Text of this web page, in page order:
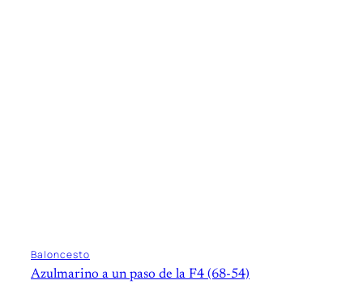
Baloncesto
Azulmarino a un paso de la F4 (68-54)